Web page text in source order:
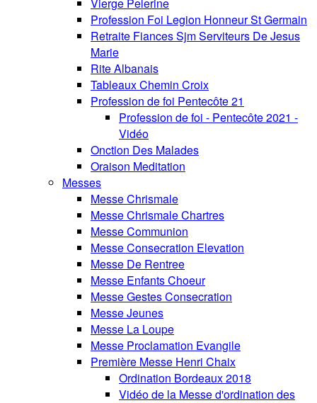
Vierge Pelerine
Profession Foi Legion Honneur St Germain
Retraite Fiances Sjm Serviteurs De Jesus
Marie
Rite Albanais
Tableaux Chemin Croix
Profession de foi Pentecôte 21
Profession de foi - Pentecôte 2021 -
Vidéo
Onction Des Malades
Oraison Meditation
Messes
Messe Chrismale
Messe Chrismale Chartres
Messe Communion
Messe Consecration Elevation
Messe De Rentree
Messe Enfants Choeur
Messe Gestes Consecration
Messe Jeunes
Messe La Loupe
Messe Proclamation Evangile
Première Messe Henri Chaix
Ordination Bordeaux 2018
Vidéo de la Messe d'ordination des